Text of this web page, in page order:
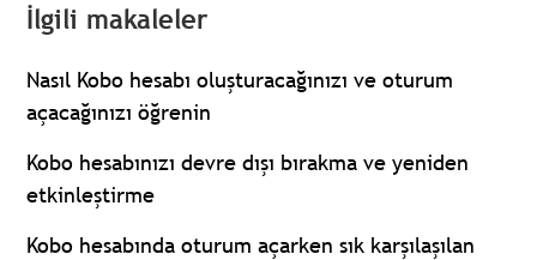
İlgili makaleler
Nasıl Kobo hesabı oluşturacağınızı ve oturum
açacağınızı öğrenin
Kobo hesabınızı devre dışı bırakma ve yeniden
etkinleştirme
Kobo hesabında oturum açarken sık karşılaşılan